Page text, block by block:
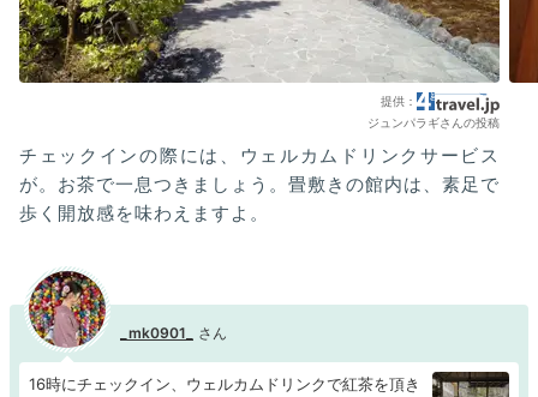
ジュンパラギさんの投稿
チェックインの際には、ウェルカムドリンクサービス
が。お茶で一息つきましょう。畳敷きの館内は、素足で
歩く開放感を味わえますよ。
_mk0901_
16時にチェックイン、ウェルカムドリンクで紅茶を頂き